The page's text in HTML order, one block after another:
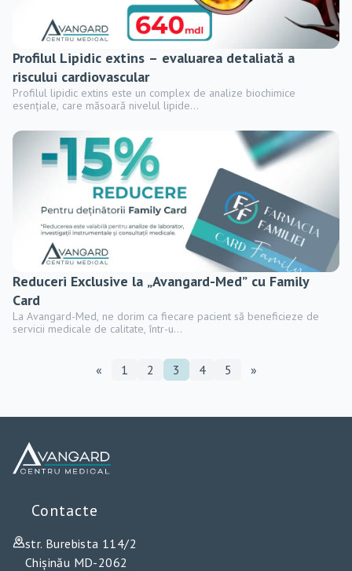
Profilul Lipidic extins – evaluarea detaliată a
riscului cardiovascular
Profilul lipidic extins este un complex de analize biochimice
esențiale, care măsoară nivelul lipide...
Reduceri Exclusive la „Avangard-Med” cu Family
Card
La Avangard-Med, ne dorim ca fiecare pacient să beneficieze de
servicii medicale de calitate, într-u...
« 1 2 3 4 5 »
Contacte
str. Burebista 114/2
Chișinău MD-2062